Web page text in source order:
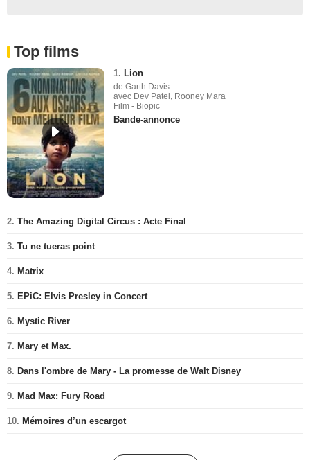
Top films
1. Lion
de Garth Davis
avec Dev Patel, Rooney Mara
Film - Biopic
Bande-annonce
2. The Amazing Digital Circus : Acte Final
3. Tu ne tueras point
4. Matrix
5. EPiC: Elvis Presley in Concert
6. Mystic River
7. Mary et Max.
8. Dans l'ombre de Mary - La promesse de Walt Disney
9. Mad Max: Fury Road
10. Mémoires d’un escargot